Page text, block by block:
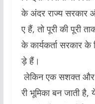
के अंदर राज्य सरकार
ए हैं, तो पूरी की पूरी
के कार्यकर्ता सरकार
ड़े हैं।
लेकिन एक सशक्त और
री भूमिका बन जाती है,